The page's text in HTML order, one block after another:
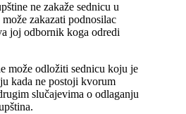
ne zakaže sednicu u
zakazati podnosilac
joj odbornik koga odredi
može odložiti sednicu koju je
kada ne postoji kvorum
slučajevima o odlaganju